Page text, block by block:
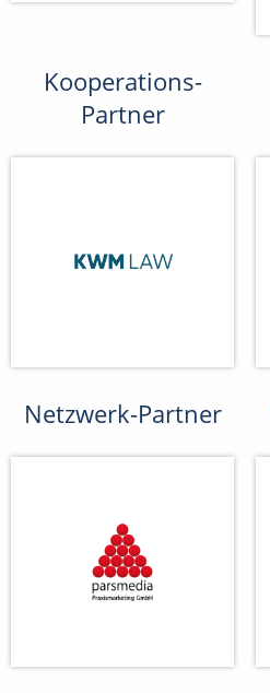
Kooperations-
Partner
Netzwerk-Partner